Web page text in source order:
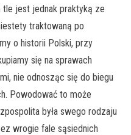
jest jednak praktyką ze
traktowaną po
o historii Polski, przy
się na sprawach
nie odnosząc się do biegu
Powodować to może
była swego rodzaju
wrogie fale sąsiednich